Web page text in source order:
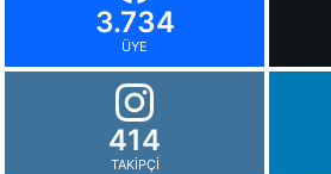
3.734
ÜYE
414
TAKIPÇI